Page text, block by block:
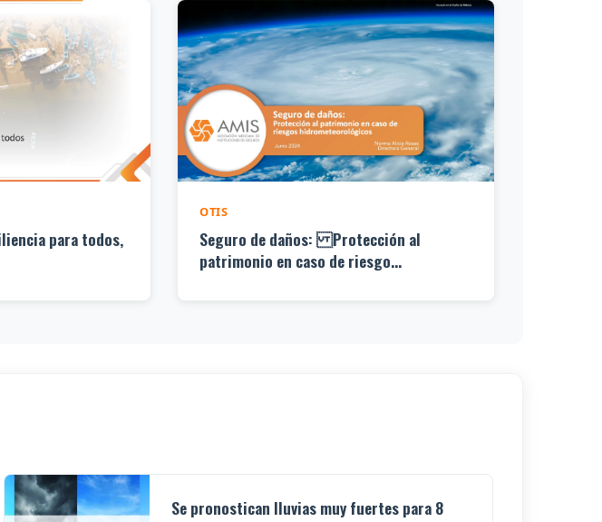
para todos,
OTIS
Seguro de daños: Protección al
patrimonio en caso de riesgo...
Se pronostican lluvias muy fuertes para 8